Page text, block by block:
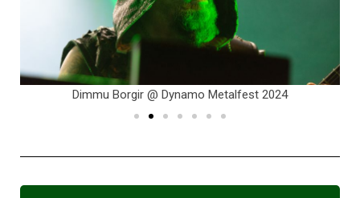
Dimmu Borgir @ Dynamo Metalfest 2024